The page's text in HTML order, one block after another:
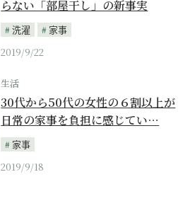
らない「部屋干し」の新事実
洗濯
家事
2019/9/22
生活
30代から50代の女性の６割以上が
日常の家事を負担に感じてい…
家事
2019/9/18